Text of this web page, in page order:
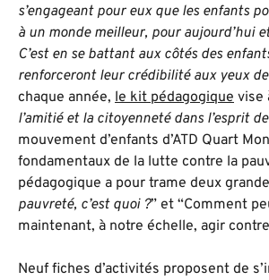
s’engageant pour eux que les enfants
à un monde meilleur, pour aujourd’hui
C’est en se battant aux côtés des
renforceront leur crédibilité aux yeux
chaque année, le kit pédagogique vise
l’amitié et la citoyenneté dans l’esprit
mouvement d’enfants d’ATD Quart
fondamentaux de la lutte contre la
pédagogique a pour trame deux
pauvreté, c’est quoi ?” et “Comment
maintenant, à notre échelle, agir
Neuf fiches d’activités proposent de